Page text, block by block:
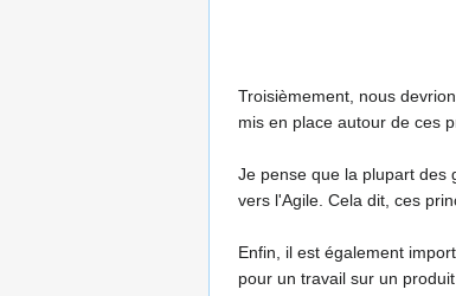
Troisièmement, nous
mis en place autour de ces
Je pense que la plupart des
vers l'Agile. Cela dit, ces
Enfin, il est également
pour un travail sur un